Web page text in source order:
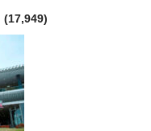
(17,949)